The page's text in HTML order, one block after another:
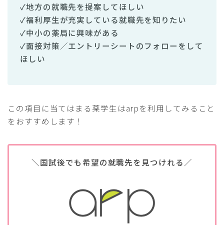
✓地方の就職先を提案してほしい
✓福利厚生が充実している就職先を知りたい
✓中小の薬局に興味がある
✓面接対策／エントリーシートのフォローをして
ほしい
この項目に当てはまる薬学生はarpを利用してみること
をおすすめします！
＼国試後でも希望の就職先を見つけれる／